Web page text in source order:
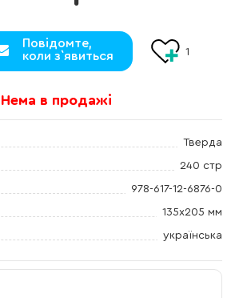
Повідомте,
коли з`явиться
1
Нема в продажі
Тверда
240 стр
978-617-12-6876-0
135х205 мм
українська